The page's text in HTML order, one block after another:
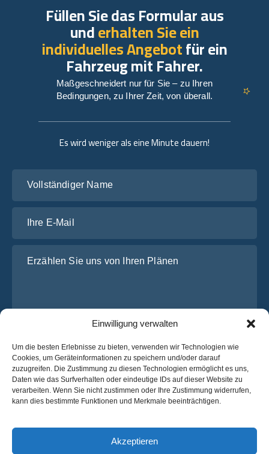
Einwilligung verwalten
Um die besten Erlebnisse zu bieten, verwenden wir Technologien wie
Cookies, um Geräteinformationen zu speichern und/oder darauf
zuzugreifen. Die Zustimmung zu diesen Technologien ermöglicht es uns,
Daten wie das Surfverhalten oder eindeutige IDs auf dieser Website zu
verarbeiten. Wenn Sie nicht zustimmen oder Ihre Zustimmung widerrufen,
kann dies bestimmte Funktionen und Merkmale beeinträchtigen.
Akzeptieren
Es wird weniger als eine Minute dauern!
Ich habe dieDatenschutz-Bestimmungenvon OsaBus
gelesen und stimme ihnen zu.
Ein Angebot einholen
Füllen Sie das Formular aus
underhalten Sie ein
individuelles Angebotfür ein
Fahrzeug mit Fahrer.
Maßgeschneidert nur für Sie – zu Ihren
Bedingungen, zu Ihrer Zeit, von überall.